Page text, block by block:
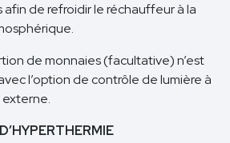
de refroidir le réchauffeur à la
de monnaies (facultative) n’est
l’option de contrôle de lumière à
externe.